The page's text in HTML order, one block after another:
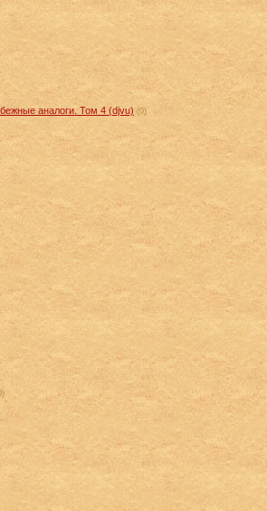
аналоги. Том 4 (djvu) (0)